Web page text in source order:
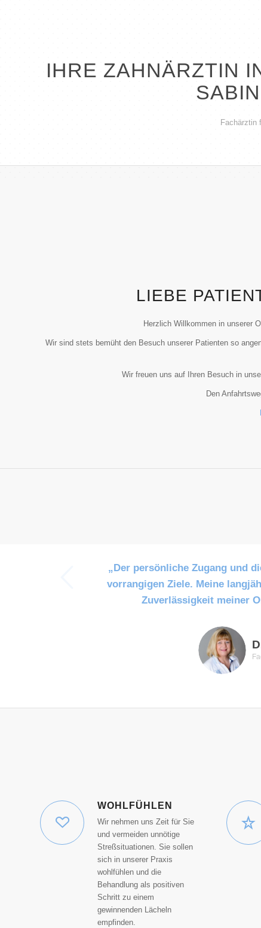
IHRE ZAHNÄRZTIN
Fachärztin
LIEBE
Herzlich Willkommen in unserer
Wir sind stets bemüht den Besuch unserer Patienten so
Wir freuen uns auf Ihren Besuch in
Den
„Der persönliche Zugang und
vorrangigen Ziele. Meine
Zuverlässigkeit meiner
WOHLFÜHLEN
Wir nehmen uns Zeit für Sie
und vermeiden unnötige
Streßsituationen. Sie sollen
sich in unserer Praxis
wohlfühlen und die
Behandlung als positiven
Schritt zu einem
gewinnenden Lächeln
empfinden.